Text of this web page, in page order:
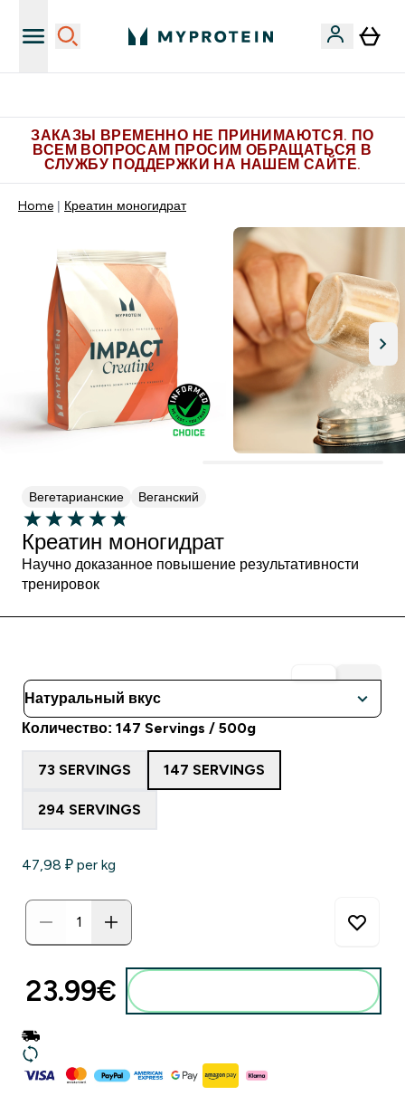
ЗАКАЗЫ ВРЕМЕННО НЕ ПРИНИМАЮТСЯ. ПО
ВСЕМ ВОПРОСАМ ПРОСИМ ОБРАЩАТЬСЯ В
СЛУЖБУ ПОДДЕРЖКИ НА НАШЕМ САЙТЕ.
Home Креатин моногидрат
Вегетарианские Веганский
Креатин моногидрат
Научно доказанное повышение результативности
тренировок
Количество: 147 Servings / 500g
73 SERVINGS 147 SERVINGS
294 SERVINGS
47,98 ₽‎ per kg
23.99€‎